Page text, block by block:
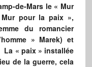
de-Mars le « Mur
pour la paix »,
du romancier
» Marek) et
La « paix » installée
de la guerre, cela